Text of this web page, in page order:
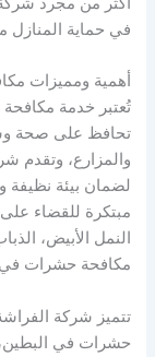
في حماية
أهمية ومميزات
تُعتبر خدمة
تحافظ على صحة
والمزارع، وتقدم
لضمان بيئة نظيفة
مبتكرة للقضاء
النمل الأبيض،
مكافحة حشرات في
تتميز شركة
حشرات في